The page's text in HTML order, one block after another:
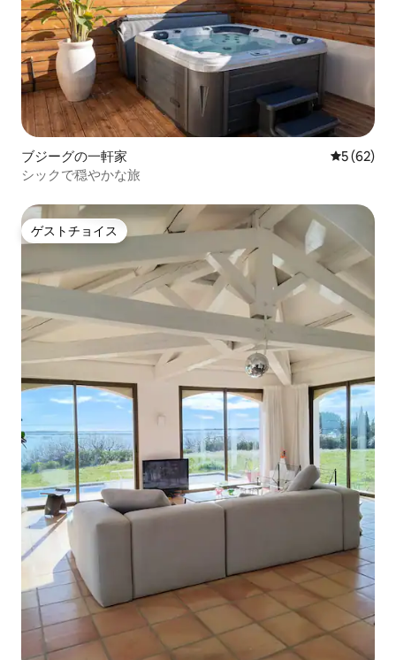
ブジーグの一軒家 レビュー
5 (62)
シックで穏やかな旅
ゲストチョイス
ゲストチョイス